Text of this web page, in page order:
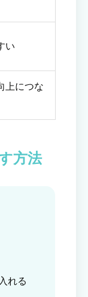
い
上につな
方法
れる